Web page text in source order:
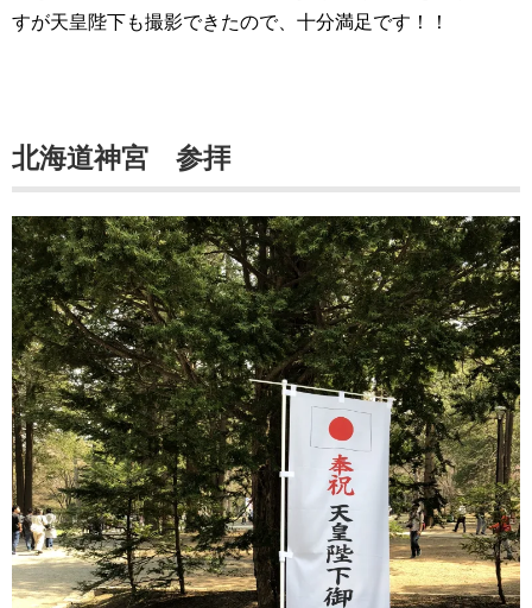
すが天皇陛下も撮影できたので、十分満足です！！
北海道神宮 参拝